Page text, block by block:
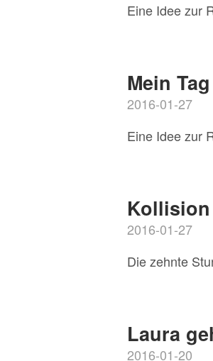
Eine Idee zur
Mein
2016-01-27
Eine Idee zur
2016-01-27
Die zehnte
Laura
2016-01-20